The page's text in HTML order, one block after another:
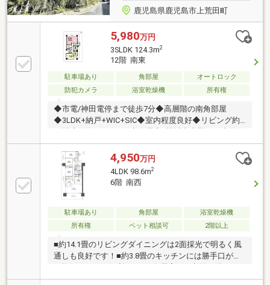
鹿児島県鹿児島市上荒田町
5,980万円
3SLDK 124.3m2
12階 南東
駐車場あり 角部屋
オートロック
防犯カメラ
浴室乾燥機 所有権
◆市電/神田電停まで徒歩7分◆高層階の南角部屋
◆3LDK+納戸+WIC+SIC◆室内程度良好◆リビング約
能です
4,950万円
4LDK 98.6m2
6階 南西
駐車場あり 角部屋
浴室乾燥機
所有権
ペット相談可 2階以上
■約14.1畳のリビングダイニングは2面採光で明るく風
通しも良好です！■約3.8畳のキッチンには勝手口があ
れており、約1.9畳の納戸は収納力がございます。■洋